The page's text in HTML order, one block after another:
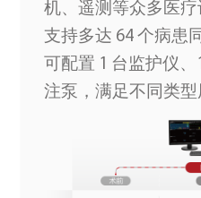
机、遥测等众多医疗
支持多达 64 个病患
可配置 1 台监护仪
注泵，满足不同类型